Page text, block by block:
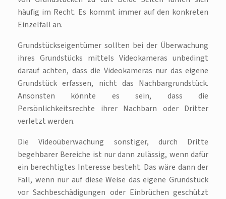
häufig im Recht. Es kommt immer auf den konkreten
Einzelfall an.
Grundstückseigentümer sollten bei der Überwachung
ihres Grundstücks mittels Videokameras unbedingt
darauf achten, dass die Videokameras nur das eigene
Grundstück erfassen, nicht das Nachbargrundstück.
Ansonsten könnte es sein, dass die
Persönlichkeitsrechte ihrer Nachbarn oder Dritter
verletzt werden.
Die Videoüberwachung sonstiger, durch Dritte
begehbarer Bereiche ist nur dann zulässig, wenn dafür
ein berechtigtes Interesse besteht. Das wäre dann der
Fall, wenn nur auf diese Weise das eigene Grundstück
vor Sachbeschädigungen oder Einbrüchen geschützt